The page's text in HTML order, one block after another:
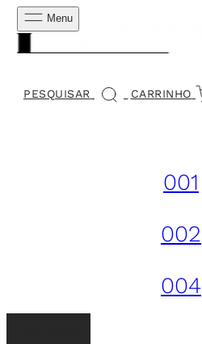
Menu
PESQUISAR CARRINHO
001
002
004